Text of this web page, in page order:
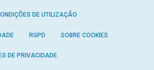
DE UTILIZAÇÃO
RGPD SOBRE COOKIES
DE PRIVACIDADE